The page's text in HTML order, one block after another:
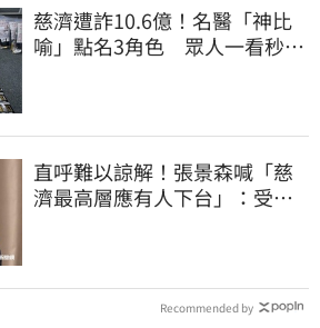
慈濟遭詐10.6億！名醫「神比
喻」點名3角色 眾人一看秒懂
直呼難以諒解！張景森喊「慈
濟最高層應有人下台」：受害
Recommended by